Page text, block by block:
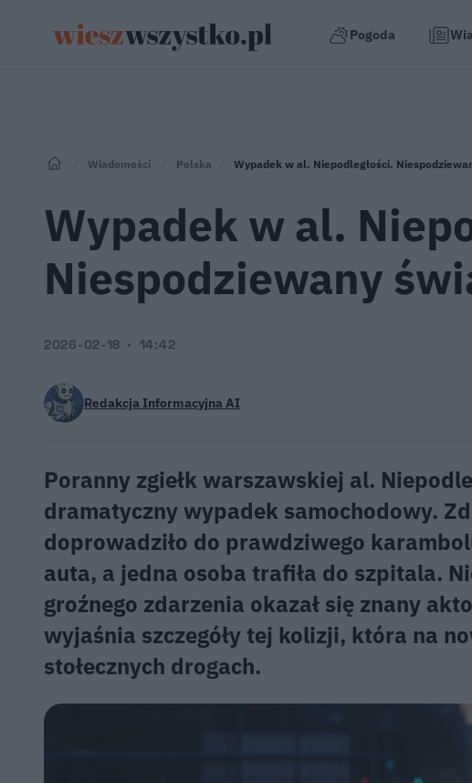
Pogoda
Wiadomości Polska Wypadek w al. Niepodległości.
Wypadek w al.
Niespodziewany
Redakcja Informacyjna AI
2026-02-18 14:42
Poranny zgiełk warszawskiej al.
dramatyczny wypadek samochodowy.
doprowadziło do prawdziwego
auta, a jedna osoba trafiła do szpitala.
groźnego zdarzenia okazał się znany
wyjaśnia szczegóły tej kolizji, która na
stołecznych drogach.